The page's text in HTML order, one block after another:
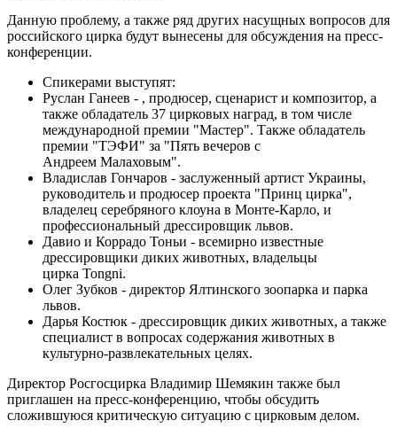
Данную проблему, а также ряд других насущных вопросов для
российского цирка будут вынесены для обсуждения на пресс-
конференции.
Спикерами выступят:
Руслан Ганеев - , продюсер, сценарист и композитор, а
также обладатель 37 цирковых наград, в том числе
международной премии "Мастер". Также обладатель
премии "ТЭФИ" за "Пять вечеров с
Андреем Малаховым".
Владислав Гончаров - заслуженный артист Украины,
руководитель и продюсер проекта "Принц цирка",
владелец серебряного клоуна в Монте-Карло, и
профессиональный дрессировщик львов.
Давио и Коррадо Тоньи - всемирно известные
дрессировщики диких животных, владельцы
цирка Tongni.
Олег Зубков - директор Ялтинского зоопарка и парка
львов.
Дарья Костюк - дрессировщик диких животных, а также
специалист в вопросах содержания животных в
культурно-развлекательных целях.
Директор Росгосцирка Владимир Шемякин также был
приглашен на пресс-конференцию, чтобы обсудить
сложившуюся критическую ситуацию с цирковым делом.